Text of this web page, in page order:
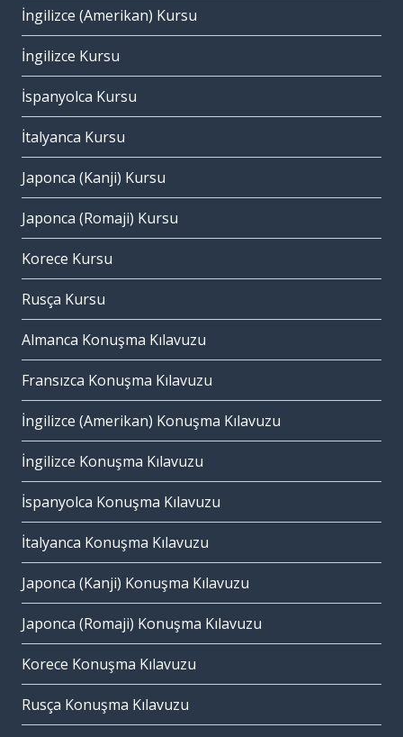
İngilizce (Amerikan) Kursu
İngilizce Kursu
İspanyolca Kursu
İtalyanca Kursu
Japonca (Kanji) Kursu
Japonca (Romaji) Kursu
Korece Kursu
Rusça Kursu
Almanca Konuşma Kılavuzu
Fransızca Konuşma Kılavuzu
İngilizce (Amerikan) Konuşma Kılavuzu
İngilizce Konuşma Kılavuzu
İspanyolca Konuşma Kılavuzu
İtalyanca Konuşma Kılavuzu
Japonca (Kanji) Konuşma Kılavuzu
Japonca (Romaji) Konuşma Kılavuzu
Korece Konuşma Kılavuzu
Rusça Konuşma Kılavuzu